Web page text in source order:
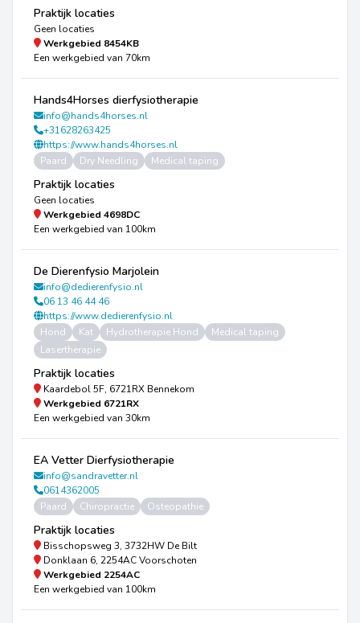
Praktijk locaties
Geen locaties
Werkgebied 8454KB
Een werkgebied van 70km
Hands4Horses dierfysiotherapie
info@hands4horses.nl
+31628263425
https://www.hands4horses.nl
Paard
Dry Needling Medical taping
Praktijk locaties
Geen locaties
Werkgebied 4698DC
Een werkgebied van 100km
De Dierenfysio Marjolein
info@dedierenfysio.nl
06 13 46 44 46
https://www.dedierenfysio.nl
Hond
Kat Hydrotherapie Hond
Medical taping
Lasertherapie
Praktijk locaties
Kaardebol 5F, 6721RX Bennekom
Werkgebied 6721RX
Een werkgebied van 30km
EA Vetter Dierfysiotherapie
info@sandravetter.nl
0614362005
Paard
Chiropractie Osteopathie
Praktijk locaties
Bisschopsweg 3, 3732HW De Bilt
Donklaan 6, 2254AC Voorschoten
Werkgebied 2254AC
Een werkgebied van 100km